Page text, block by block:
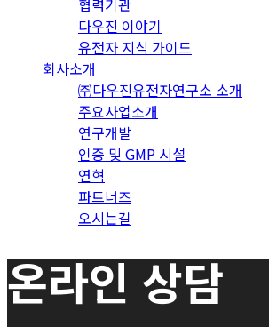
협력기관
다우진 이야기
유전자 지식 가이드
회사소개
㈜다우진유전자연구소 소개
주요사업소개
연구개발
인증 및 GMP 시설
연혁
파트너즈
오시는길
온라인 상담